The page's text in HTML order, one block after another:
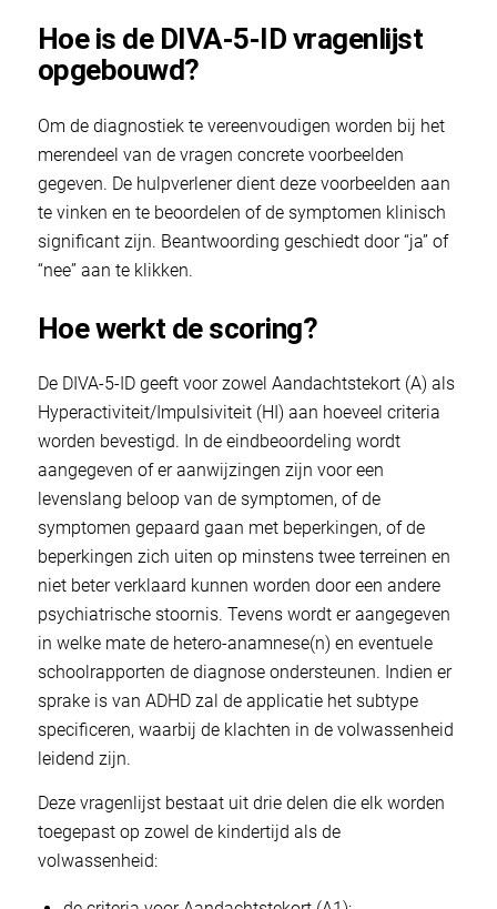
Hoe is de DIVA-5-ID vragenlijst
opgebouwd?
Om de diagnostiek te vereenvoudigen worden bij het
merendeel van de vragen concrete voorbeelden
gegeven. De hulpverlener dient deze voorbeelden aan
te vinken en te beoordelen of de symptomen klinisch
significant zijn. Beantwoording geschiedt door “ja” of
“nee” aan te klikken.
Hoe werkt de scoring?
De DIVA-5-ID geeft voor zowel Aandachtstekort (A) als
Hyperactiviteit/Impulsiviteit (HI) aan hoeveel criteria
worden bevestigd. In de eindbeoordeling wordt
aangegeven of er aanwijzingen zijn voor een
levenslang beloop van de symptomen, of de
symptomen gepaard gaan met beperkingen, of de
beperkingen zich uiten op minstens twee terreinen en
niet beter verklaard kunnen worden door een andere
psychiatrische stoornis. Tevens wordt er aangegeven
in welke mate de hetero-anamnese(n) en eventuele
schoolrapporten de diagnose ondersteunen. Indien er
sprake is van ADHD zal de applicatie het subtype
specificeren, waarbij de klachten in de volwassenheid
leidend zijn.
Deze vragenlijst bestaat uit drie delen die elk worden
toegepast op zowel de kindertijd als de
volwassenheid: